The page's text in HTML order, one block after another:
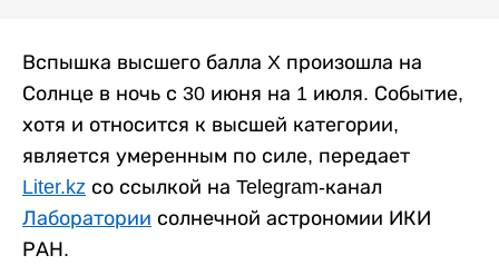
Вспышка высшего балла X произошла на
Солнце в ночь с 30 июня на 1 июля. Событие,
хотя и относится к высшей категории,
является умеренным по силе, передает
Liter.kz со ссылкой на Telegram-канал
Лаборатории солнечной астрономии ИКИ
РАН.